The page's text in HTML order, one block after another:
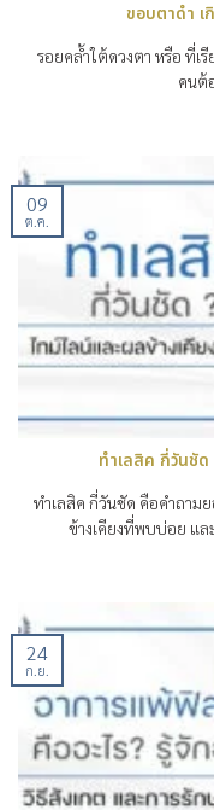
ขอบตาดำ เ
รอยคล้ำใต้ดวงตา หรือ ที่
คนต้
ทำเลสิค กี่วันชัด
ทำเลสิค กี่วันชัด คือคำถาม
ข้างเคียงที่พบบ่อย แล
09
ต.ค.
24
ก.ย.